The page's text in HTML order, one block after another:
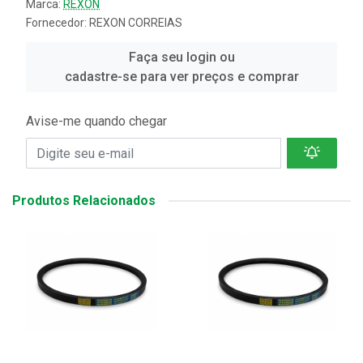
Marca: REXON
Fornecedor: REXON CORREIAS
Faça seu login ou
cadastre-se para ver preços e comprar
Avise-me quando chegar
Produtos Relacionados